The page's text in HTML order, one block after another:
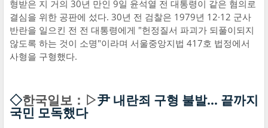
형받은 지 거의 30년 만인 9일 윤석열 전 대통령이 같은 혐의로
결심을 위한 공판에 섰다. 30년 전 검찰은 1979년 12·12 군사
반란을 일으킨 전 전 대통령에게 "헌정질서 파괴가 되풀이되지
않도록 하는 것이 소명"이라며 서울중앙지법 417호 법정에서
사형을 구형했다.
◇한국일보：▷尹 내란죄 구형 불발… 끝까지
국민 모독했다